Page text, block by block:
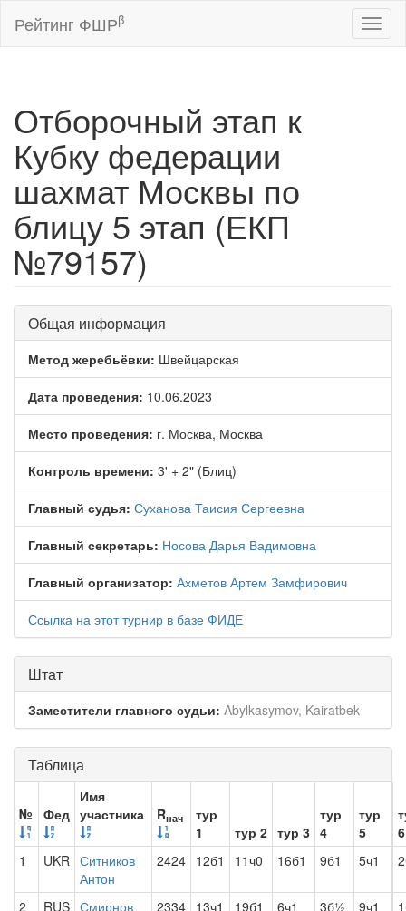
Рейтинг ФШРβ
Отборочный этап к
Кубку федерации
шахмат Москвы по
блицу 5 этап (ЕКП
№79157)
Общая информация
Метод жеребьёвки: Швейцарская
Дата проведения: 10.06.2023
Место проведения: г. Москва, Москва
Контроль времени: 3' + 2" (Блиц)
Главный судья: Суханова Таисия Сергеевна
Главный секретарь: Носова Дарья Вадимовна
Главный организатор: Ахметов Артем Замфирович
Ссылка на этот турнир в базе ФИДЕ
Штат
Заместители главного судьи: Abylkasymov, Kairatbek
Таблица
№ Фед
Имя
участника
Rнач
тур
1
тур 2 тур 3
тур
4
тур
5
6
1
UKR Ситников
Антон
2424 12б1 11ч0 16б1 9б1 5ч1
2 RUS Смирнов
2334 13ч1 19б1 6ч1 3б½ 9ч1